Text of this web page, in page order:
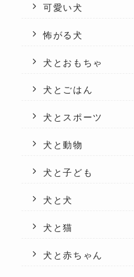
可愛い犬
怖がる犬
犬とおもちゃ
犬とごはん
犬とスポーツ
犬と動物
犬と子ども
犬と犬
犬と猫
犬と赤ちゃん